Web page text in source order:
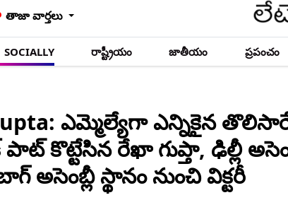
తాజా వార్తలు
SOCIALLY రాష్ట్రీయం జాతీయం ప్రపంచం
ఎమ్మెల్యేగా ఎన్నికైన
కొట్టేసిన రేఖా గుప్తా, ఢిల్లీ
స్థానం నుంచి విక్టరీ